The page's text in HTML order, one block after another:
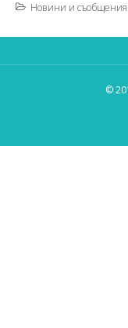
Новини и съобщения
©